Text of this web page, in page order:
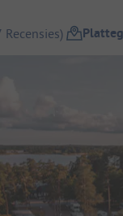
Recensies)